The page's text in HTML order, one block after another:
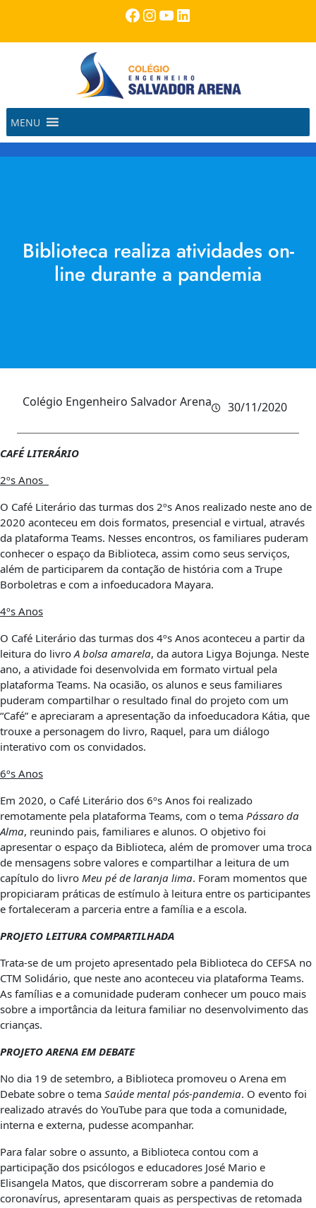
o
Facebook
Instagram
Youtube
LinkedIn
MENU
Biblioteca realiza atividades on-
line durante a pandemia
Colégio Engenheiro Salvador Arena 30/11/2020
CAFÉ LITERÁRIO
2ºs Anos
O Café Literário das turmas dos 2ºs Anos realizado neste ano de
2020 aconteceu em dois formatos, presencial e virtual, através
da plataforma Teams. Nesses encontros, os familiares puderam
conhecer o espaço da Biblioteca, assim como seus serviços,
além de participarem da contação de história com a Trupe
Borboletras e com a infoeducadora Mayara.
4ºs Anos
O Café Literário das turmas dos 4ºs Anos aconteceu a partir da
leitura do livro A bolsa amarela, da autora Ligya Bojunga. Neste
ano, a atividade foi desenvolvida em formato virtual pela
plataforma Teams. Na ocasião, os alunos e seus familiares
puderam compartilhar o resultado final do projeto com um
“Café” e apreciaram a apresentação da infoeducadora Kátia, que
trouxe a personagem do livro, Raquel, para um diálogo
interativo com os convidados.
6ºs Anos
Em 2020, o Café Literário dos 6ºs Anos foi realizado
remotamente pela plataforma Teams, com o tema Pássaro da
Alma, reunindo pais, familiares e alunos. O objetivo foi
apresentar o espaço da Biblioteca, além de promover uma troca
de mensagens sobre valores e compartilhar a leitura de um
capítulo do livro Meu pé de laranja lima. Foram momentos que
propiciaram práticas de estímulo à leitura entre os participantes
e fortaleceram a parceria entre a família e a escola.
PROJETO LEITURA COMPARTILHADA
Trata-se de um projeto apresentado pela Biblioteca do CEFSA no
CTM Solidário, que neste ano aconteceu via plataforma Teams.
As famílias e a comunidade puderam conhecer um pouco mais
sobre a importância da leitura familiar no desenvolvimento das
crianças.
PROJETO ARENA EM DEBATE
No dia 19 de setembro, a Biblioteca promoveu o Arena em
Debate sobre o tema Saúde mental pós-pandemia. O evento foi
realizado através do YouTube para que toda a comunidade,
interna e externa, pudesse acompanhar.
Para falar sobre o assunto, a Biblioteca contou com a
participação dos psicólogos e educadores José Mario e
Elisangela Matos, que discorreram sobre a pandemia do
coronavírus, apresentaram quais as perspectivas de retomada